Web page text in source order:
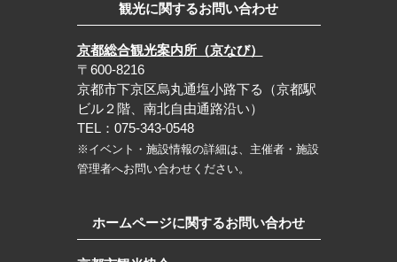
観光に関するお問い合わせ
京都総合観光案内所（京なび）
〒600-8216
京都市下京区烏丸通塩小路下る（京都駅
ビル２階、南北自由通路沿い）
TEL：075-343-0548
※イベント・施設情報の詳細は、主催者・施設
管理者へお問い合わせください。
ホームページに関するお問い合わせ